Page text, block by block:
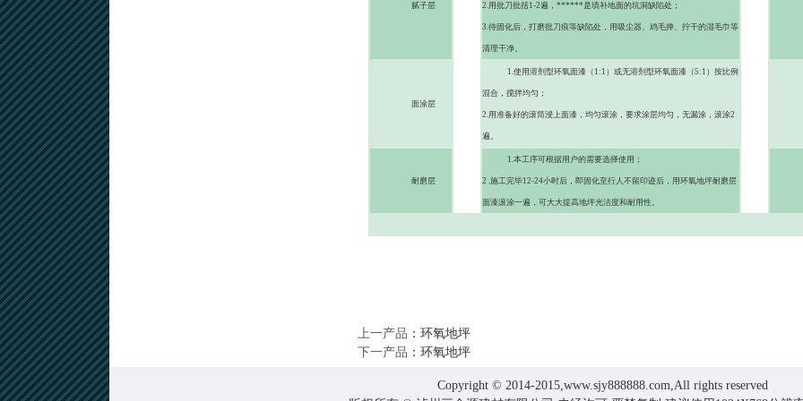
腻子层 2.用批刀批括1-2遍，******是填补地面的坑洞缺陷处；
3.待固化后，打磨批刀痕等缺陷处，用吸尘器、鸡毛掸、拧干的湿毛巾等
清理干净。
面涂层
1.使用溶剂型环氧面漆（1:1）或无溶剂型环氧面漆（5:1）按比例
混合，搅拌均匀；
2.用准备好的滚筒浸上面漆，均匀滚涂，要求涂层均匀，无漏涂，滚涂2
遍。
耐磨层
1.本工序可根据用户的需要选择使用；
2 .施工完毕12-24小时后，即固化至行人不留印迹后，用环氧地坪耐磨层
面漆滚涂一遍，可大大提高地坪光洁度和耐用性。
上一产品 ： 环氧地坪
下一产品 ： 环氧地坪
Copyright © 2014-2015,www.sjy888888.com,All rights reserved